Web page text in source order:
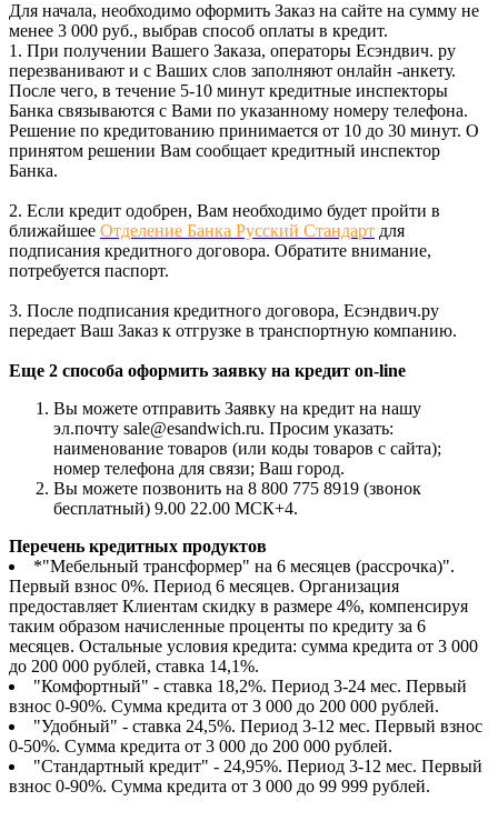
Для начала, необходимо оформить Заказ на сайте на сумму не
менее 3 000 руб., выбрав способ оплаты в кредит.
1. При получении Вашего Заказа, операторы Есэндвич. ру
перезванивают и с Ваших слов заполняют онлайн -анкету.
После чего, в течение 5-10 минут кредитные инспекторы
Банка связываются с Вами по указанному номеру телефона.
Решение по кредитованию принимается от 10 до 30 минут. О
принятом решении Вам сообщает кредитный инспектор
Банка.
2. Если кредит одобрен, Вам необходимо будет пройти в
ближайшее Отделение Банка Русский Стандарт для
подписания кредитного договора. Обратите внимание,
потребуется паспорт.
3. После подписания кредитного договора, Есэндвич.ру
передает Ваш Заказ к отгрузке в транспортную компанию.
Еще 2 способа оформить заявку на кредит on-line
Вы можете отправить Заявку на кредит на нашу
эл.почту sale@esandwich.ru. Просим указать:
наименование товаров (или коды товаров с сайта);
номер телефона для связи; Ваш город.
Вы можете позвонить на 8 800 775 8919 (звонок
бесплатный) 9.00 22.00 МСК+4.
Перечень кредитных продуктов
*"Мебельный трансформер" на 6 месяцев (рассрочка)".
Первый взнос 0%. Период 6 месяцев. Организация
предоставляет Клиентам скидку в размере 4%, компенсируя
таким образом начисленные проценты по кредиту за 6
месяцев. Остальные условия кредита: сумма кредита от 3 000
до 200 000 рублей, ставка 14,1%.
"Комфортный" - ставка 18,2%. Период 3-24 мес. Первый
взнос 0-90%. Сумма кредита от 3 000 до 200 000 рублей.
"Удобный" - ставка 24,5%. Период 3-12 мес. Первый взнос
0-50%. Сумма кредита от 3 000 до 200 000 рублей.
"Стандартный кредит" - 24,95%. Период 3-12 мес. Первый
взнос 0-90%. Сумма кредита от 3 000 до 99 999 рублей.